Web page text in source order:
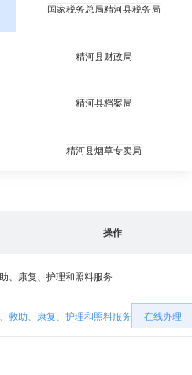
国家税务总局精河县税务局
精河县财政局
精河县档案局
精河县烟草专卖局
操作
、康复、护理和照料服务
救助、康复、护理和照料服务 在线办理